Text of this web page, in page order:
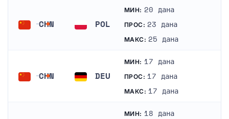
CHN POL
МИН: 20 дана
ПРОС: 23 дана
МАКС: 25 дана
CHN DEU
МИН: 17 дана
ПРОС: 17 дана
МАКС: 17 дана
МИН: 18 дана